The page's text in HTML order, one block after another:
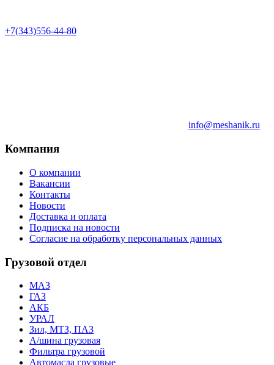
+7(343)556-44-80
info@meshanik.ru
Компания
О компании
Вакансии
Контакты
Новости
Доставка и оплата
Подписка на новости
Согласие на обработку персональных данных
Грузовой отдел
МАЗ
ГАЗ
АКБ
УРАЛ
Зил, МТЗ, ПАЗ
А/шина грузовая
Фильтра грузовой
Автомасла грузовые